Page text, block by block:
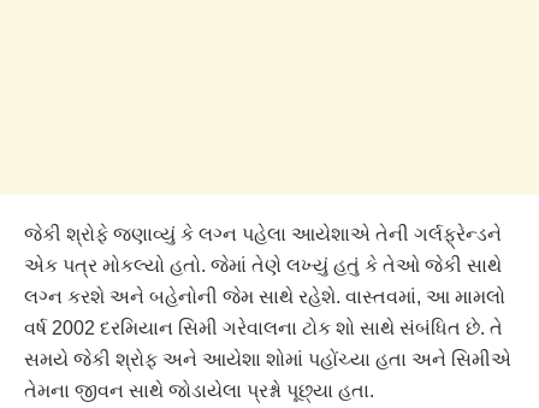
જેકી શ્રોફે જણાવ્યું કે લગ્ન પહેલા આયેશાએ તેની ગર્લફ્રેન્ડને
એક પત્ર મોકલ્યો હતો. જેમાં તેણે લખ્યું હતું કે તેઓ જેકી સાથે
લગ્ન કરશે અને બહેનોની જેમ સાથે રહેશે. વાસ્તવમાં, આ મામલો
વર્ષ 2002 દરમિયાન સિમી ગરેવાલના ટોક શો સાથે સંબંધિત છે. તે
સમયે જેકી શ્રોફ અને આયેશા શોમાં પહોંચ્યા હતા અને સિમીએ
તેમના જીવન સાથે જોડાયેલા પ્રશ્નો પૂછ્યા હતા.